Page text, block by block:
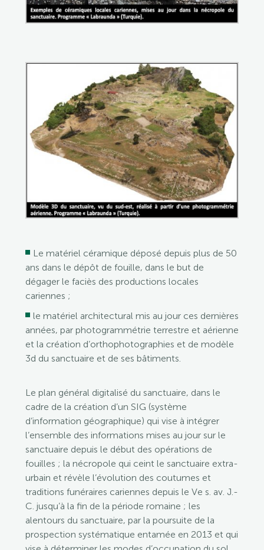
Le matériel céramique déposé depuis plus de 50
ans dans le dépôt de fouille, dans le but de
dégager le faciès des productions locales
cariennes ;
le matériel architectural mis au jour ces dernières
années, par photogrammétrie terrestre et aérienne
et la création d’orthophotographies et de modèle
3d du sanctuaire et de ses bâtiments.
Le plan général digitalisé du sanctuaire, dans le
cadre de la création d’un SIG (système
d’information géographique) qui vise à intégrer
l’ensemble des informations mises au jour sur le
sanctuaire depuis le début des opérations de
fouilles ; la nécropole qui ceint le sanctuaire extra-
urbain et révèle l’évolution des coutumes et
traditions funéraires cariennes depuis le Ve s. av. J.-
C. jusqu’à la fin de la période romaine ; les
alentours du sanctuaire, par la poursuite de la
prospection systématique entamée en 2013 et qui